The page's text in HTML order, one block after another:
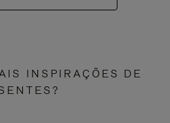
INSPIRAÇÕES DE